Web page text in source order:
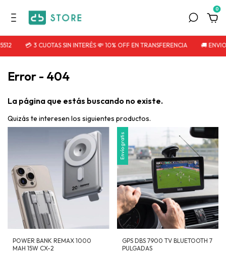
0
💳 3 CUOTAS SIN INTERÉS 💸 10% OFF EN TRANSFERENCIA 🚚
Error - 404
La página que estás buscando no existe.
Quizás te interesen los siguientes productos.
POWER BANK REMAX 1000
MAH 15W CX-2
Envío gratis
GPS DBS 7900 TV BLUETOOTH 7
PULGADAS